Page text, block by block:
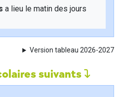
a lieu le matin des jours
Version tableau 2026-2027
suivants